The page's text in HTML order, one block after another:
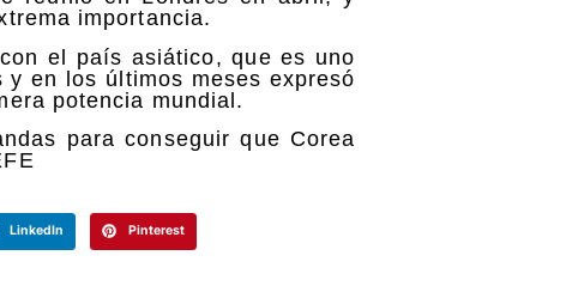
importancia.
el país asiático, que es uno
en los últimos meses expresó
potencia mundial.
para conseguir que Corea
LinkedIn Pinterest